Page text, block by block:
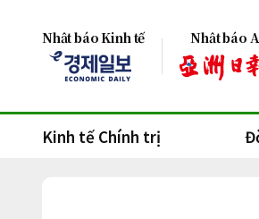
Nhật báo Kinh tế Nhật báo
Kinh tế Chính trị